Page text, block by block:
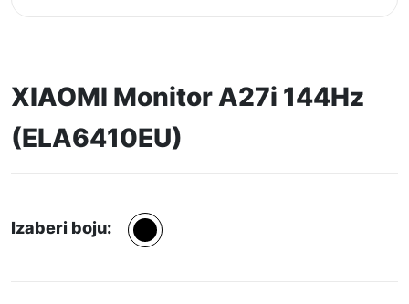
XIAOMI Monitor A27i 144Hz
(ELA6410EU)
Izaberi boju: